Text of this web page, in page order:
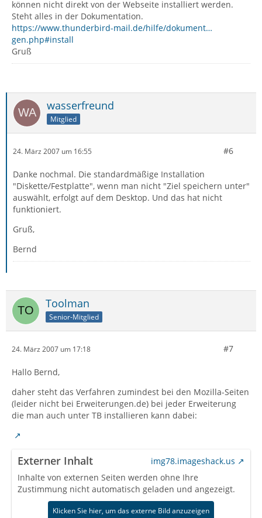
können nicht direkt von der Webseite installiert werden.
Steht alles in der Dokumentation.
https://www.thunderbird-mail.de/hilfe/dokument…
gen.php#install
Gruß
wasserfreund
Mitglied
24. März 2007 um 16:55 #6
Danke nochmal. Die standardmäßige Installation
"Diskette/Festplatte", wenn man nicht "Ziel speichern unter"
auswählt, erfolgt auf dem Desktop. Und das hat nicht
funktioniert.
Gruß,
Bernd
Toolman
Senior-Mitglied
24. März 2007 um 17:18 #7
Hallo Bernd,
daher steht das Verfahren zumindest bei den Mozilla-Seiten
(leider nicht bei Erweiterungen.de) bei jeder Erweiterung
die man auch unter TB installieren kann dabei:
Externer Inhalt
img78.imageshack.us
Inhalte von externen Seiten werden ohne Ihre
Zustimmung nicht automatisch geladen und angezeigt.
Klicken Sie hier, um das externe Bild anzuzeigen